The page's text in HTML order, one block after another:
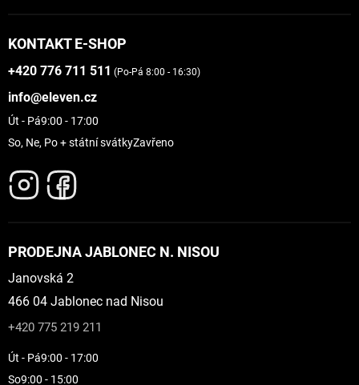
KONTAKT E-SHOP
+420 776 711 511 (Po-Pá 8:00 - 16:30)
info@eleven.cz
Út - Pá9:00 - 17:00
So, Ne, Po + státní svátkyZavřeno
PRODEJNA JABLONEC N. NISOU
Janovská 2
466 04 Jablonec nad Nisou
+420 775 219 211
Út - Pá9:00 - 17:00
So9:00 - 15:00